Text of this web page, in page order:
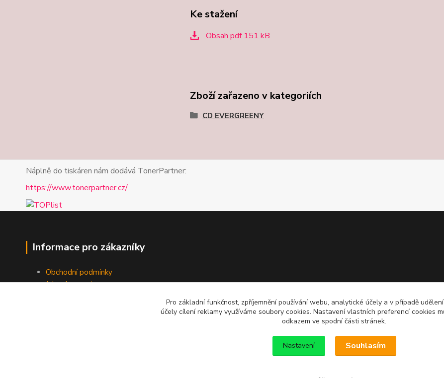
Ke stažení
Obsah pdf 151 kB
Zboží zařazeno v kategoriích
CD EVERGREENY
Náplně do tiskáren nám dodává TonerPartner:
https://www.tonerpartner.cz/
Informace pro zákazníky
Obchodní podmínky
Jak nakupovat
Pro základní funkčnost, zpříjemnění používání webu, analytické účely a v případě
účely cílení reklamy využíváme soubory cookies. Nastavení vlastních preferencí cookies
odkazem ve spodní části stránek.
Nastavení Souhlasím